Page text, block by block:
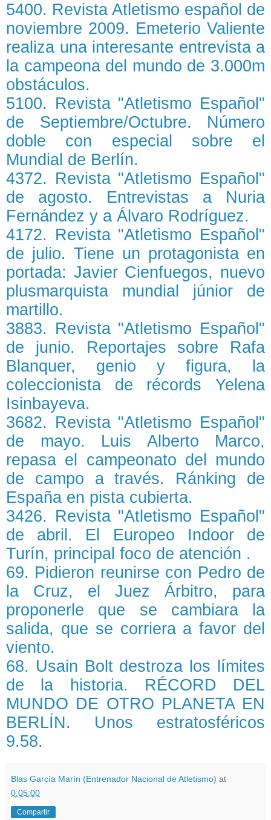
5400. Revista Atletismo español de
noviembre 2009. Emeterio Valiente
realiza una interesante entrevista a
la campeona del mundo de 3.000m
obstáculos.
5100. Revista "Atletismo Español"
de Septiembre/Octubre. Número
doble con especial sobre el
Mundial de Berlín.
4372. Revista "Atletismo Español"
de agosto. Entrevistas a Nuria
Fernández y a Álvaro Rodríguez.
4172. Revista "Atletismo Español"
de julio. Tiene un protagonista en
portada: Javier Cienfuegos, nuevo
plusmarquista mundial júnior de
martillo.
3883. Revista "Atletismo Español"
de junio. Reportajes sobre Rafa
Blanquer, genio y figura, la
coleccionista de récords Yelena
Isinbayeva.
3682. Revista "Atletismo Español"
de mayo. Luis Alberto Marco,
repasa el campeonato del mundo
de campo a través. Ránking de
España en pista cubierta.
3426. Revista "Atletismo Español"
de abril. El Europeo Indoor de
Turín, principal foco de atención .
69. Pidieron reunirse con Pedro de
la Cruz, el Juez Árbitro, para
proponerle que se cambiara la
salida, que se corriera a favor del
viento.
68. Usain Bolt destroza los límites
de la historia. RÉCORD DEL
MUNDO DE OTRO PLANETA EN
BERLÍN. Unos estratosféricos
9.58.
Blas García Marín (Entrenador Nacional de Atletismo) at
0:05:00
Compartir